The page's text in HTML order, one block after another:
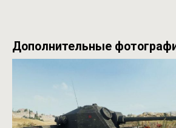
Дополнительные